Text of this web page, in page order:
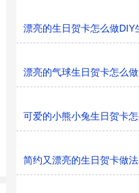
漂亮的生日贺卡怎么做DIY
漂亮的气球生日贺卡怎么做
可爱的小熊小兔生日贺卡
简约又漂亮的生日贺卡做